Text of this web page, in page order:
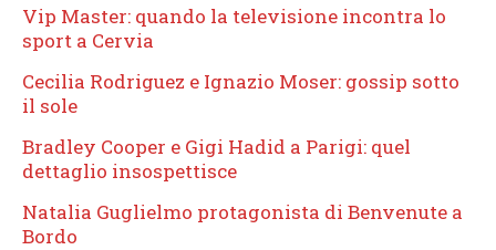
Vip Master: quando la televisione incontra lo
sport a Cervia
Cecilia Rodriguez e Ignazio Moser: gossip sotto
il sole
Bradley Cooper e Gigi Hadid a Parigi: quel
dettaglio insospettisce
Natalia Guglielmo protagonista di Benvenute a
Bordo